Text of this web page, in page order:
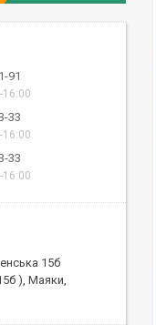
91
16:00
33
16:00
33
16:00
15б
), Маяки,